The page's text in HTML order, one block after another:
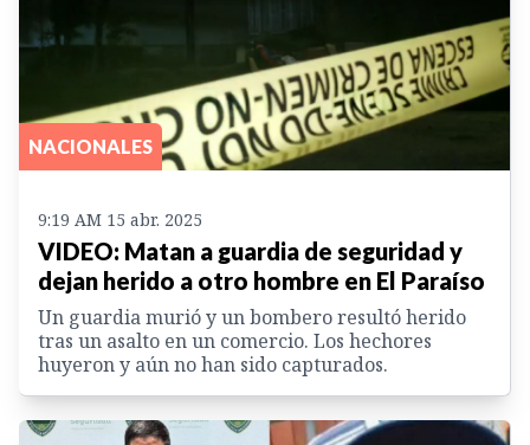
NACIONALES
9:19 AM 15 abr. 2025
VIDEO: Matan a guardia de seguridad y
dejan herido a otro hombre en El Paraíso
Un guardia murió y un bombero resultó herido
tras un asalto en un comercio. Los hechores
huyeron y aún no han sido capturados.